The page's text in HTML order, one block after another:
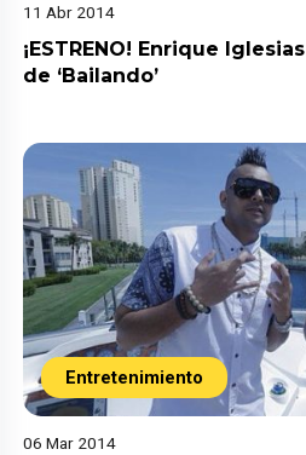
11 Abr 2014
¡ESTRENO! Enrique
de ‘Bailando’
Entretenimiento
06 Mar 2014